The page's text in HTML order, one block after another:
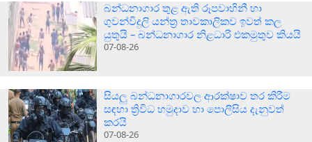
බන්ධනාගාර තුළ ඇති රූපවාහිනී හා
ගුවන්විදුලි යන්ත්‍ර තාවකාලිකව ඉවත් කල
යුතුයි – බන්ධනාගාර නිළධාරි එකමුතුව කියයි
07-08-26
සියලු බන්ධනාගාරවල ආරක්ෂාව තර කිරීම
සඳහා ත්‍රිවිධ හමුදාව හා පොලීසිය දැනුවත්
කරයි
07-08-26